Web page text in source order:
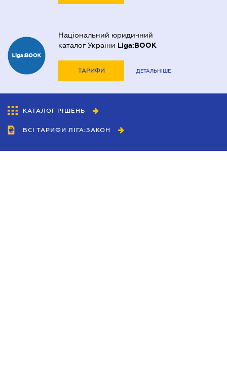
Національний юридичний
каталог України Liga:BOOK
ТАРИФИ ДЕТАЛЬНІШЕ
КАТАЛОГ РІШЕНЬ
ВСІ ТАРИФИ ЛІГА:ЗАКОН